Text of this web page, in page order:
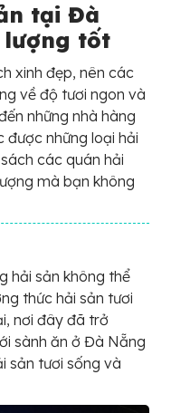
tại Đà
lượng tốt
xinh đẹp, nên các
về độ tươi ngon và
những nhà hàng
những loại hải
các quán hải
mà bạn không
hải sản không thể
thức hải sản tươi
nơi đây đã trở
sành ăn ở Đà Nẵng
sản tươi sống và